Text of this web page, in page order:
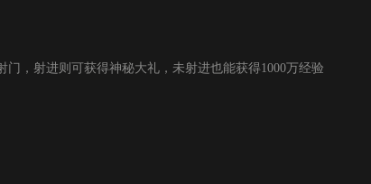
，射进则可获得神秘大礼，未射进也能获得1000万经验